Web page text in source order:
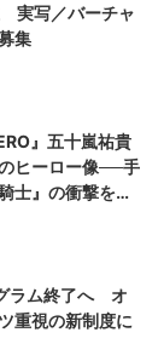
実写／バーチャ
集
』五十嵐祐貴
ヒーロー像──手
士』の衝撃を再
ラム終了へ オ
重視の新制度に